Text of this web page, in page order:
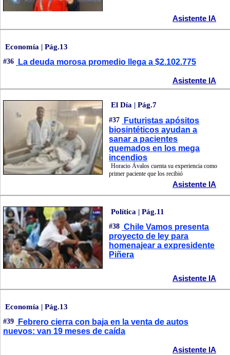
Asistente IA
Economía | Pág.13
#36 La deuda morosa promedio llega a $2.102.775
Asistente IA
El Día | Pág.7
#37
Futuristas apósitos
biosintéticos ayudan a
sanar a pacientes
quemados en los mega
incendios
Horacio Ávalos cuenta su experiencia como
primer paciente que los recibió
Asistente IA
Política | Pág.11
#38 Chile Vamos presenta
proyecto de ley para
homenajear a expresidente
Piñera
Asistente IA
Economía | Pág.13
#39
Febrero cierra con baja en la venta de autos
nuevos: van 19 meses de caída
Asistente IA